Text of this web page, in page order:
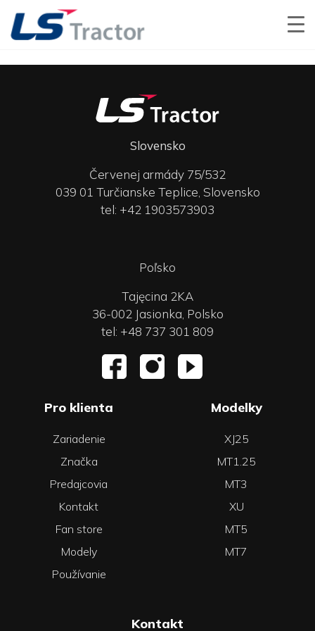
Slovensko
Červenej armády 75/532
039 01 Turčianske Teplice, Slovensko
tel: +42 1903573903
Poľsko
Tajęcina 2KA
36-002 Jasionka, Polsko
tel: +48 737 301 809
Pro klienta
Zariadenie
Značka
Predajcovia
Kontakt
Fan store
Modely
Používanie
Modelky
XJ25
MT1.25
MT3
XU
MT5
MT7
Kontakt